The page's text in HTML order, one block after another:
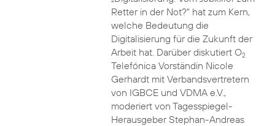
Retter in der Not?“ hat zum Kern,
welche Bedeutung die
Digitalisierung für die Zukunft der
Arbeit hat. Darüber diskutiert O2
Telefónica Vorständin Nicole
Gerhardt mit Verbandsvertretern
von IGBCE und VDMA e.V.,
moderiert von Tagesspiegel-
Herausgeber Stephan-Andreas